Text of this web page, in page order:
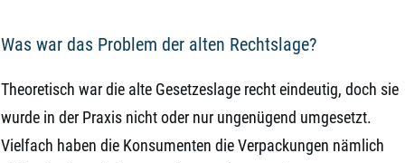
Was war das Problem der alten Rechtslage?
Theoretisch war die alte Gesetzeslage recht eindeutig, doch sie
wurde in der Praxis nicht oder nur ungenügend umgesetzt.
Vielfach haben die Konsumenten die Verpackungen nämlich